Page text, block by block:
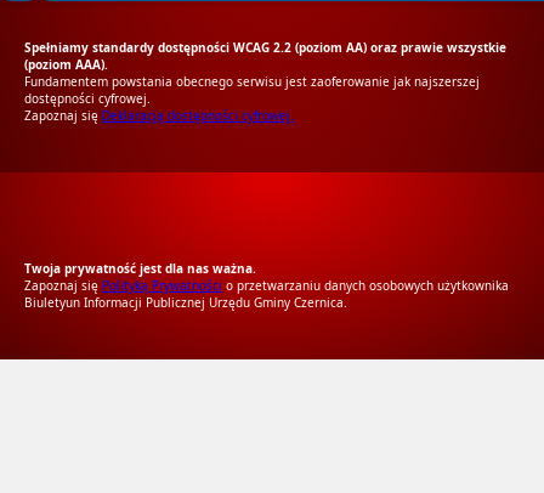
Spełniamy standardy dostępności WCAG 2.2 (poziom AA) oraz prawie wszystkie
(poziom AAA).
Fundamentem powstania obecnego serwisu jest zaoferowanie jak najszerszej
dostępności cyfrowej.
Zapoznaj się Deklaracją dostępności cyfrowej.
Twoja prywatność jest dla nas ważna.
Zapoznaj się Polityką Prywatności o przetwarzaniu danych osobowych użytkownika
Biuletyun Informacji Publicznej Urzędu Gminy Czernica.